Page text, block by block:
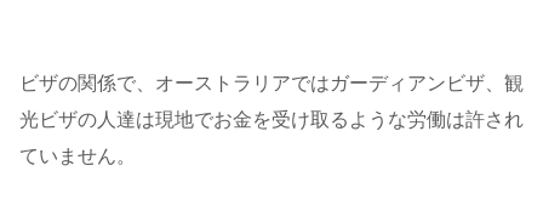
ビザの関係で、オーストラリアではガーディアンビザ、観
光ビザの人達は現地でお金を受け取るような労働は許され
ていません。